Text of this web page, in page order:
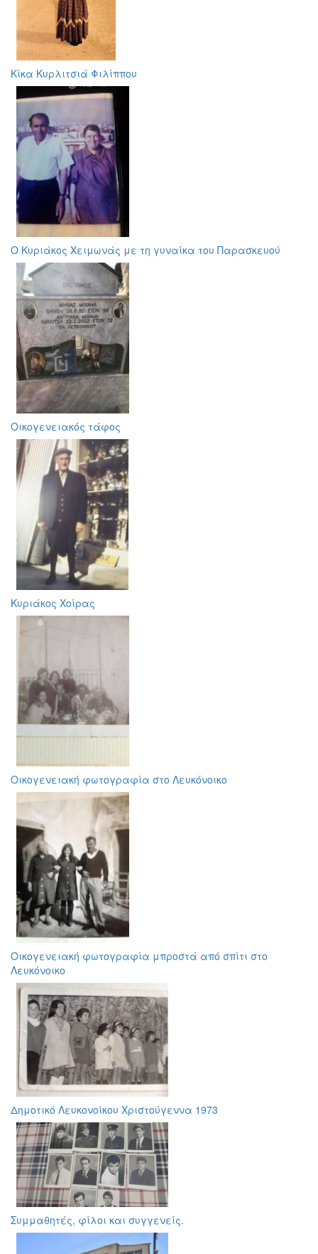
Κίκα Κυρλιτσιά Φιλίππου
O Κυριάκος Χειμωνάς με τη γυναίκα του Παρασκευού
Οικογενειακός τάφος
Κυριάκος Χοίρας
Οικογενειακή φωτογραφία στο Λευκόνοικο
Οικογενειακή φωτογραφία μπροστά από σπίτι στο
Λευκόνοικο
Δημοτικό Λευκονοίκου Χριστούγεννα 1973
Συμμαθητές, φίλοι και συγγενείς.